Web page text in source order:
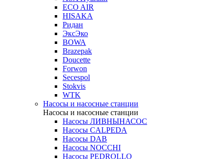
ECO AIR
HISAKA
Ридан
ЭксЭко
BOWA
Brazepak
Doucette
Forwon
Secespol
Stokvis
WTK
Насосы и насосные станции
Насосы и насосные станции
Насосы ЛИВНЫНАСОС
Насосы CALPEDA
Насосы DAB
Насосы NOCCHI
Насосы PEDROLLO